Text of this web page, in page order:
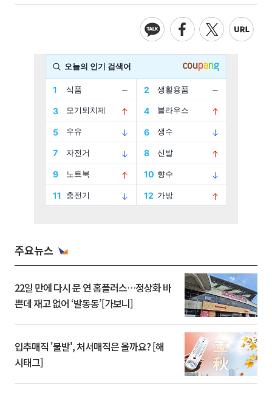
주요뉴스
22일 만에 다시 문 연 홈플러스…정상화 바
쁜데 재고 없어 ‘발동동’[가보니]
입추매직 '불발', 처서매직은 올까요? [해
시태그]